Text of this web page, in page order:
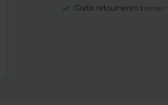
Gratis retourneren binnen